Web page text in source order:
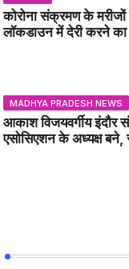
कोरोना संक्रमण के मरीजों
लॉकडाउन में देरी करने
MADHYA PRADESH NEWS
आकाश विजयवर्गीय इंदौर
एसोसिएशन के अध्यक्ष बने,